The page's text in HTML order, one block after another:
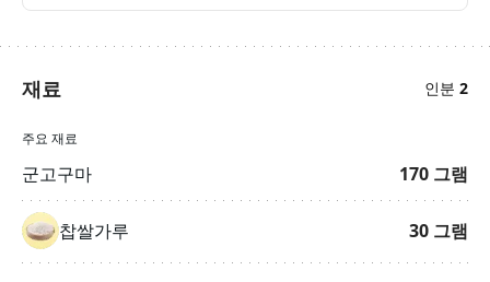
재료 인분 2
주요 재료
군고구마 170 그램
찹쌀가루 30 그램